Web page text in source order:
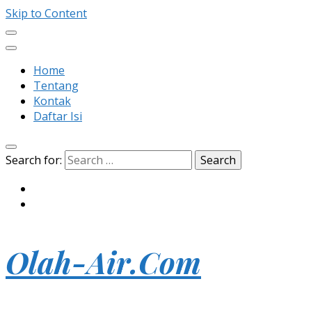
Skip to Content
Home
Tentang
Kontak
Daftar Isi
Search for:
Olah-Air.Com